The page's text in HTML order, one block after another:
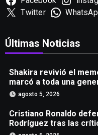
Twitter
Últimas Noticias
Shakira revivió el
marcó a toda una
agosto 5, 2026
Cristiano Ronaldo
Rodríguez tras las